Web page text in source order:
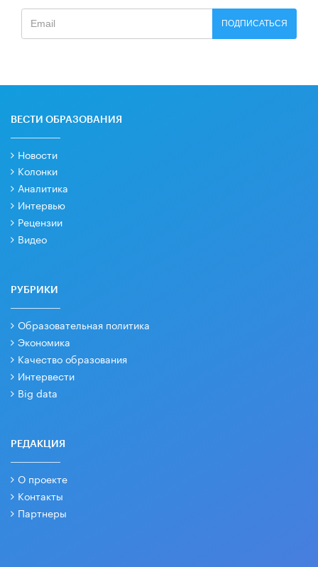
ПОДПИСАТЬСЯ
ВЕСТИ ОБРАЗОВАНИЯ
Новости
Колонки
Аналитика
Интервью
Рецензии
Видео
РУБРИКИ
Образовательная политика
Экономика
Качество образования
Интервести
Big data
РЕДАКЦИЯ
О проекте
Контакты
Партнеры